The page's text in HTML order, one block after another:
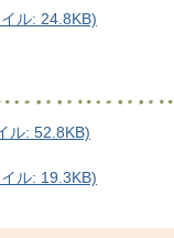
ル: 24.8KB)
ル: 52.8KB)
ル: 19.3KB)